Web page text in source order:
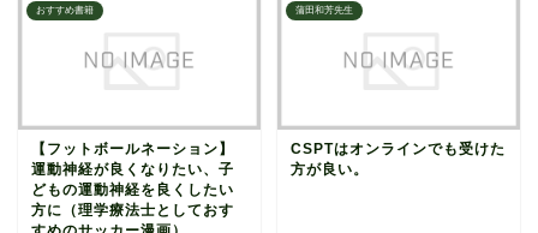
おすすめ書籍
【フットボールネーション】
運動神経が良くなりたい、子
どもの運動神経を良くしたい
方に（理学療法士としておす
蒲田和芳先生
CSPTはオンラインでも受けた
方が良い。